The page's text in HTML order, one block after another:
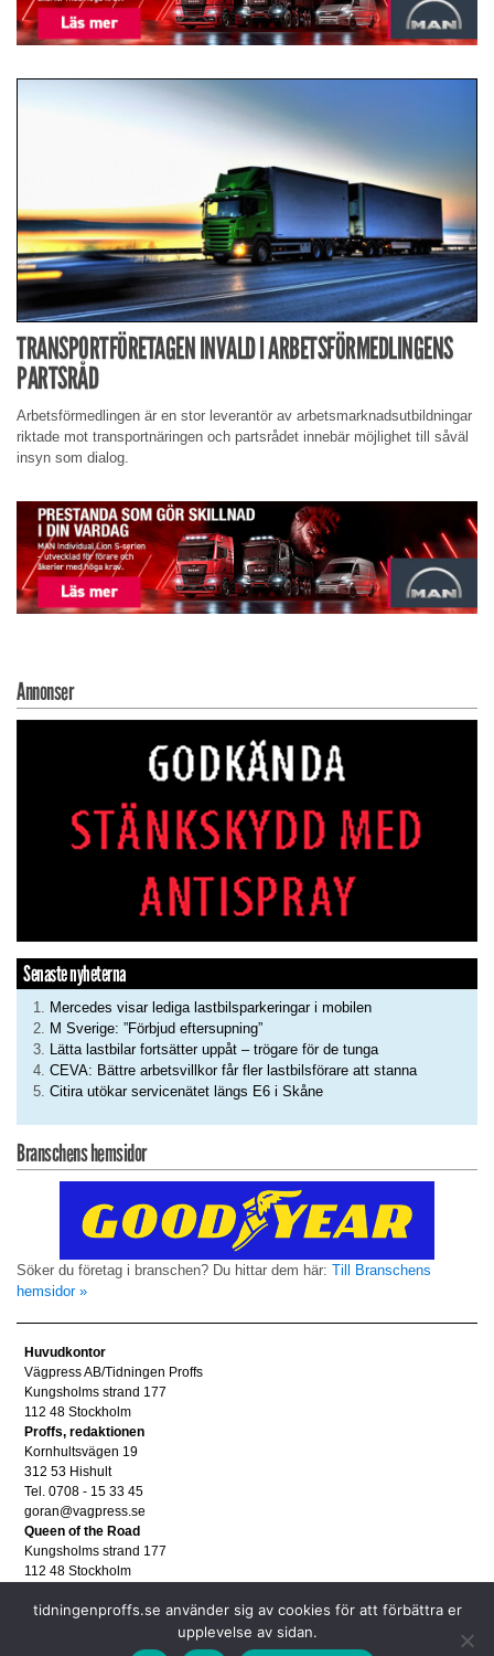
TRANSPORTFÖRETAGEN INVALD I ARBETSFÖRMEDLINGENS
PARTSRÅD
Arbetsförmedlingen är en stor leverantör av arbetsmarknadsutbildningar
riktade mot transportnäringen och partsrådet innebär möjlighet till såväl
insyn som dialog.
Annonser
Senaste nyheterna
Mercedes visar lediga lastbilsparkeringar i mobilen
M Sverige: ”Förbjud eftersupning”
Lätta lastbilar fortsätter uppåt – trögare för de tunga
CEVA: Bättre arbetsvillkor får fler lastbilsförare att stanna
Citira utökar servicenätet längs E6 i Skåne
Branschens hemsidor
Söker du företag i branschen? Du hittar dem här: Till Branschens
hemsidor »
Huvudkontor
Vägpress AB/Tidningen Proffs
Kungsholms strand 177
112 48 Stockholm
Proffs, redaktionen
Kornhultsvägen 19
312 53 Hishult
Tel. 0708 - 15 33 45
goran@vagpress.se
Queen of the Road
Kungsholms strand 177
112 48 Stockholm
Tel. 08 - 653 83 80
tidningenproffs.se använder sig av cookies för att förbättra er
upplevelse av sidan.